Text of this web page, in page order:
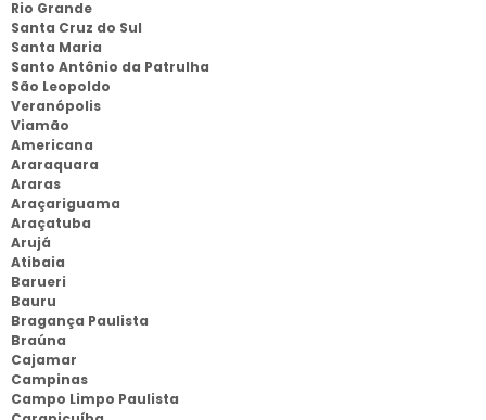
Rio Grande
Santa Cruz do Sul
Santa Maria
Santo Antônio da Patrulha
São Leopoldo
Veranópolis
Viamão
Americana
Araraquara
Araras
Araçariguama
Araçatuba
Arujá
Atibaia
Barueri
Bauru
Bragança Paulista
Braúna
Cajamar
Campinas
Campo Limpo Paulista